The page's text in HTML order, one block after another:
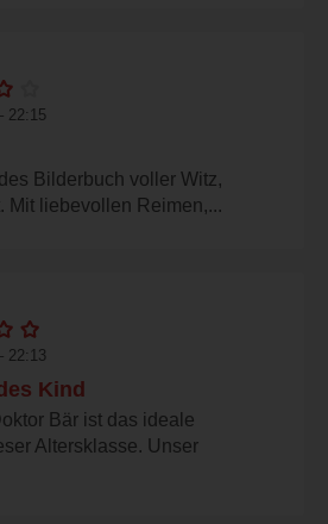
22:15
Bilderbuch voller Witz,
Mit liebevollen Reimen,...
22:13
Kind
Bär ist das ideale
Altersklasse. Unser